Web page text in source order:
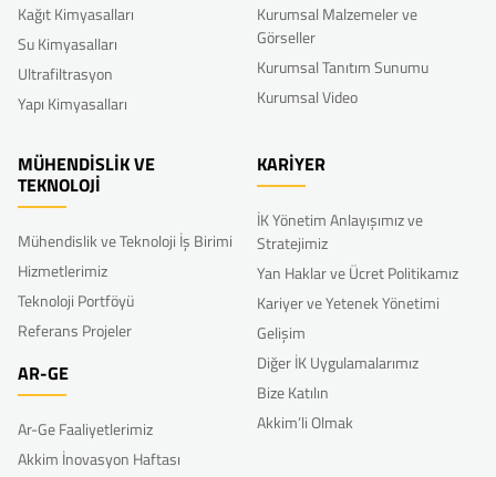
Kağıt Kimyasalları
Su Kimyasalları
Ultrafiltrasyon
Yapı Kimyasalları
Kurumsal Malzemeler ve
Görseller
Kurumsal Tanıtım Sunumu
Kurumsal Video
MÜHENDİSLİK VE
TEKNOLOJİ
Mühendislik ve Teknoloji İş Birimi
Hizmetlerimiz
Teknoloji Portföyü
Referans Projeler
AR-GE
Ar-Ge Faaliyetlerimiz
Akkim İnovasyon Haftası
KARİYER
İK Yönetim Anlayışımız ve
Stratejimiz
Yan Haklar ve Ücret Politikamız
Kariyer ve Yetenek Yönetimi
Gelişim
Diğer İK Uygulamalarımız
Bize Katılın
Akkim’li Olmak